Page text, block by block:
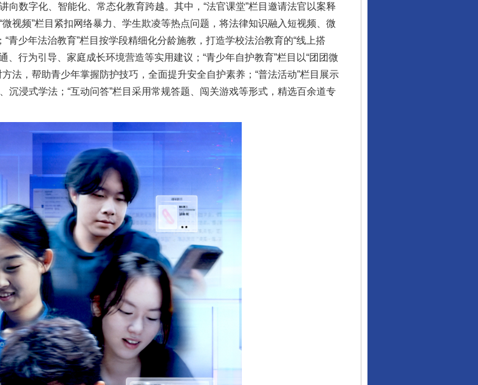
向数字化、智能化、常态化教育跨越。其中，“法官课堂”栏目邀请法官以案释
视频”栏目紧扣网络暴力、学生欺凌等热点问题，将法律知识融入短视频、微
青少年法治教育”栏目按学段精细化分龄施教，打造学校法治教育的“线上搭
、行为引导、家庭成长环境营造等实用建议；“青少年自护教育”栏目以“团团微
法，帮助青少年掌握防护技巧，全面提升安全自护素养；“普法活动”栏目展示
沉浸式学法；“互动问答”栏目采用常规答题、闯关游戏等形式，精选百余道专
一纸欠条伤亲情 巡回调解促和解..
法徽映军营 权益有保障